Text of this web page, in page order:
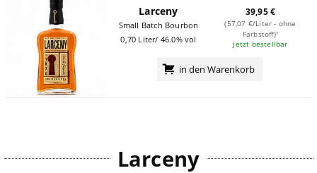
Larceny
Small Batch Bourbon
0,70 Liter/ 46.0% vol
39,95 €
(57,07 €/Liter - ohne
Farbstoff)¹
jetzt bestellbar
in den Warenkorb
Larceny